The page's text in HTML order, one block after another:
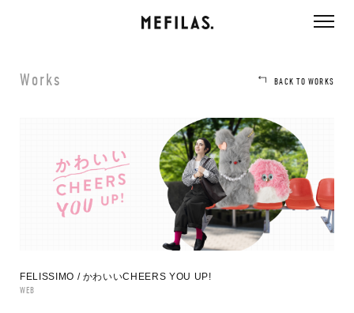
Works BACK TO WORKS
FELISSIMO / かわいいCHEERS YOU UP!
WEB